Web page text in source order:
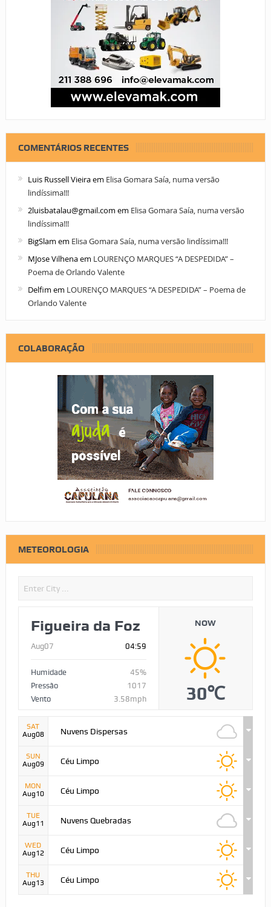
COMENTÁRIOS RECENTES
Luis Russell Vieiraem Elisa Gomara Saía, numa versão
lindíssima!!!
2luisbatalau@gmail.com em Elisa Gomara Saía, numa versão
lindíssima!!!
BigSlam em Elisa Gomara Saía, numa versão lindíssima!!!
MJose Vilhenaem LOURENÇO MARQUES “A DESPEDIDA” –
Poema de Orlando Valente
Delfim em LOURENÇO MARQUES “A DESPEDIDA” – Poema de
Orlando Valente
COLABORAÇÃO
METEOROLOGIA
Figueira da Foz
Aug07 04:59
Humidade
45%
Pressão
1017
Vento
3.58mph
NOW
30℃
SAT
Aug08
Nuvens Dispersas
SUN
Aug09
Céu Limpo
MON
Aug10
Céu Limpo
TUE
Aug11
Nuvens Quebradas
WED
Aug12
Céu Limpo
THU
Aug13
Céu Limpo